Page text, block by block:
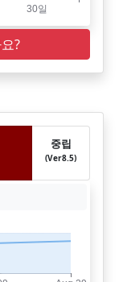
?
중립
(Ver8.5)